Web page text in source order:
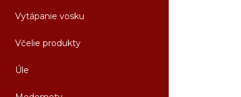
Vytápanie vosku
Včelie produkty
Úle